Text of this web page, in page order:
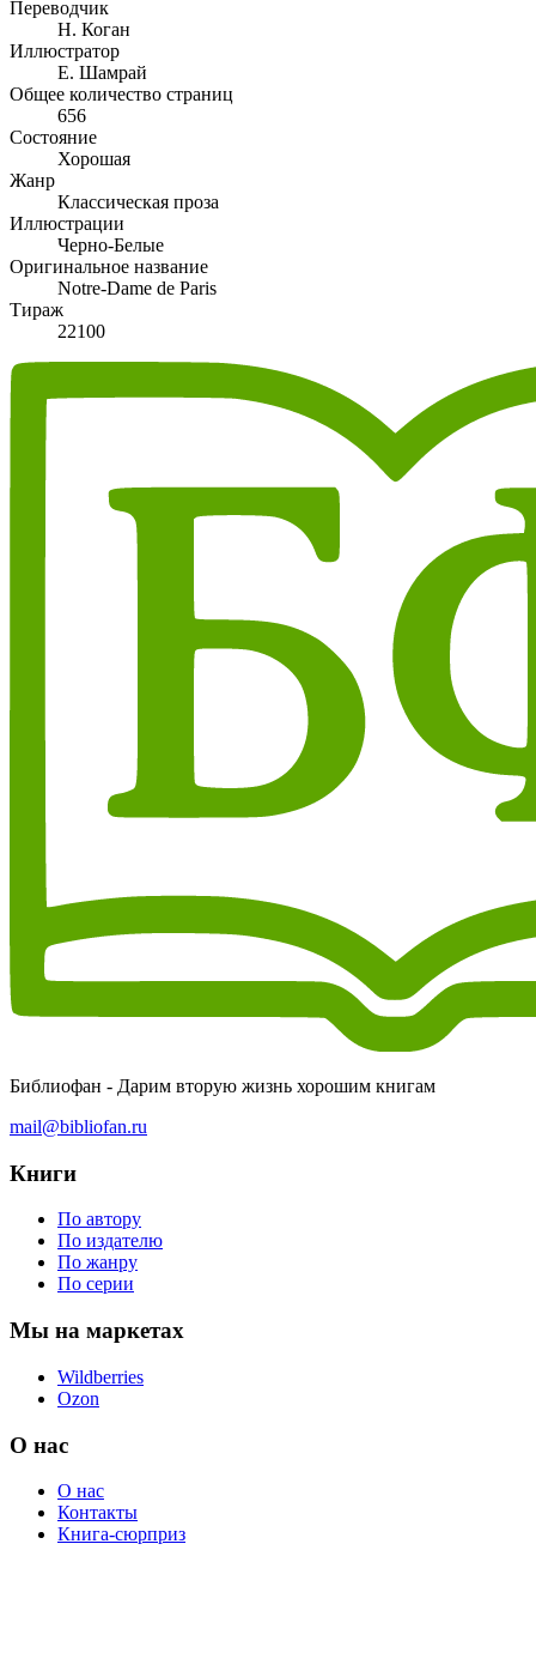
Переводчик
Н. Коган
Иллюстратор
Е. Шамрай
Общее количество страниц
656
Состояние
Хорошая
Жанр
Классическая проза
Иллюстрации
Черно-Белые
Оригинальное название
Notre-Dame de Paris
Тираж
22100
Библиофан - Дарим вторую жизнь хорошим книгам
mail@bibliofan.ru
Книги
По автору
По издателю
По жанру
По серии
Мы на маркетах
Wildberries
Ozon
О нас
О нас
Контакты
Книга-сюрприз